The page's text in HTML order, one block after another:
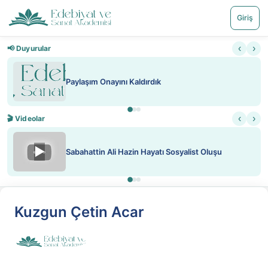
Giriş
📢 Duyurular ‹ ›
Paylaşım Onayını Kaldırdık
🎬 Videolar ‹ ›
▶ Sabahattin Ali Hazin Hayatı Sosyalist Oluşu
Kuzgun Çetin Acar